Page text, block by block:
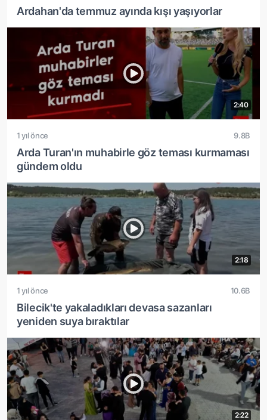
Ardahan'da temmuz ayında kışı yaşıyorlar
2:40
1 yıl önce 9.8B
Arda Turan'ın muhabirle göz teması kurmaması
gündem oldu
2:18
1 yıl önce 10.6B
Bilecik'te yakaladıkları devasa sazanları
yeniden suya bıraktılar
2:22